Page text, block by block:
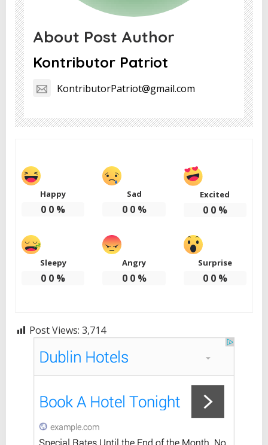
About Post Author
Kontributor Patriot
KontributorPatriot@gmail.com
Happy
0 0 %
Sad
0 0%
Excited
0 0%
Sleepy
0 0 %
Angry
0 0%
Surprise
0 0%
Post Views: 3,714